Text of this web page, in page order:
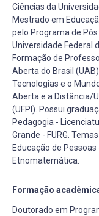
Ciências da
Mestrado em
pelo Programa de
Universidade Federal
Formação de
Aberta do Brasil
Tecnologias e o
Aberta e a Distância/
(UFPI). Possui
Pedagogia -
Grande - FURG.
Educação de
Etnomatemática.
Formação
Doutorado em